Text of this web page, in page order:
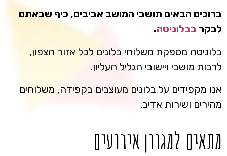
ברוכים הבאים תושבי המושב אביבים, כיף שבאתם
לבקר בבלוניטה.
בלוניטה מספקת משלוחי בלונים לכל אזור הצפון,
לרבות מושבי ויישובי הגליל העליון.
אנו מקפידים על בלונים מעוצבים בקפידה, משלוחים
מהירים ושירות אדיב.
מתאים למגוון אירועים